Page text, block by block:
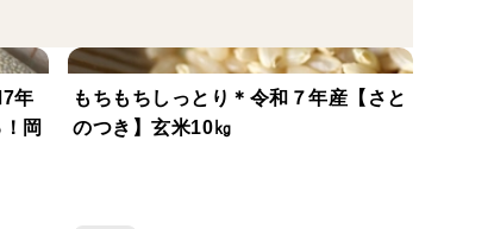
、お米の中心部が白い粒が多くみられます。
せん。食味に問題はありませんの、ご了承く
が黒くなっているものも混入する場合がござ
、ご理解のほどお願いいたします。
年
岡
もちもちしっとり＊令和７年産【さと
のつき】玄米10㎏